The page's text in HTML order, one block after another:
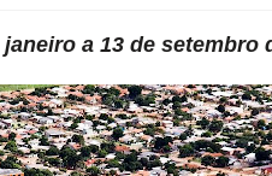
a 13 de setembro